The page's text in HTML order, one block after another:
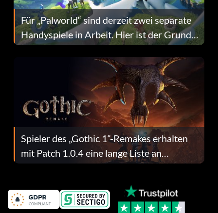
Für „Palworld“ sind derzeit zwei separate
Handyspiele in Arbeit. Hier ist der Grund
dafür.
Spieler des „Gothic 1“-Remakes erhalten
mit Patch 1.0.4 eine lange Liste an
Fehlerbehebungen